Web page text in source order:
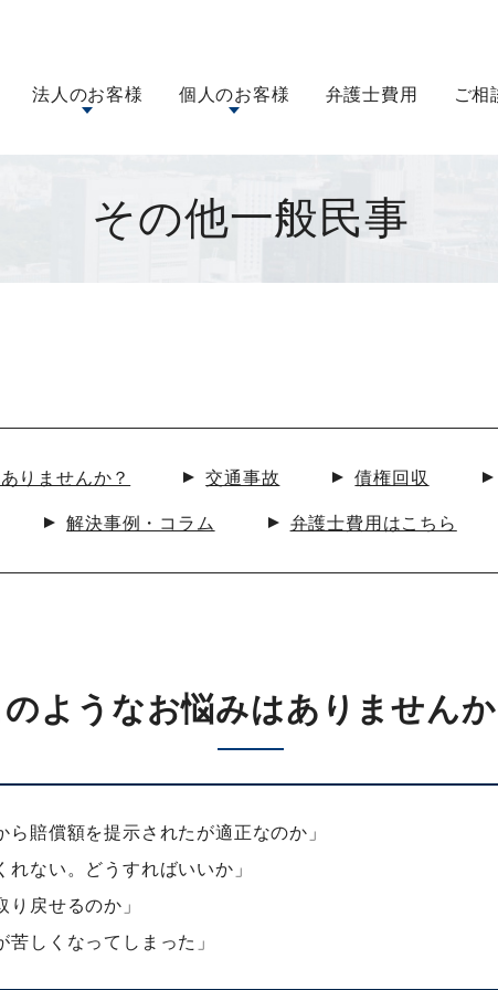
法人のお客様 個人のお客様 弁護士費用 ご相
その他一般民事
りませんか？ 交通事故 債権回収
解決事例・コラム 弁護士費用はこちら
のようなお悩みはありません
ら賠償額を提示されたが適正なのか」
れない。どうすればいいか」
り戻せるのか」
苦しくなってしまった」